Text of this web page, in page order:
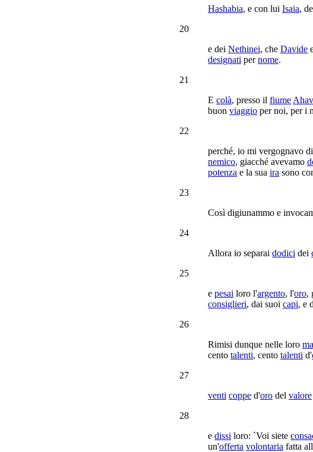
Hashabia, e con lui Isaia,
20
e dei Nethinei, che Davide
designati pernome.
21
E colà, presso il fiume
buon viaggio per noi, per i
22
perché, io mi vergognavo di
nemico, giacché avevamo
potenza e la sua ira sono
23
Così digiunammo e
24
Allora io separai dodici dei
25
e pesai loro l'argento, l'oro,
consiglieri, dai suoi capi, e
26
Rimisi dunque nelle loro
cento talenti, cento talenti d'
27
venti coppe d'oro del valore
28
e dissi loro: `Voi siete
un'offerta volontaria fatta